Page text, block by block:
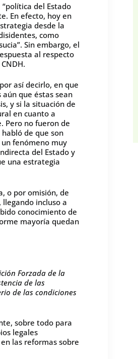
del Estado
En efecto, hoy en
desde la
como
Sin embargo, el
al respecto
así decirlo, en que
aún que éstas sean
y si la situación de
en cuanto a
Pero no fueron de
de que son
un fenómeno muy
del Estado y
una estrategia
o por omisión, de
incluso a
conocimiento de
mayoría quedan
Forzada de la
de las
de las condiciones
sobre todo para
legales
las reformas sobre